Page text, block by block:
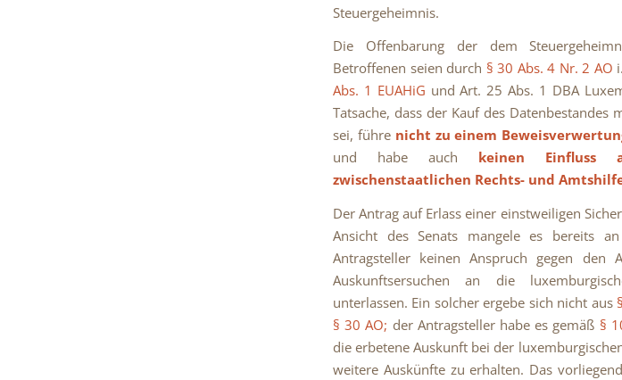
Steuergeheimnis.
Die Offenbarung der dem
Betroffenen seien durch § 30 Abs. 4 Nr. 2 AO
Abs. 1 EUAHiG und Art. 25 Abs. 1 DBA
Tatsache, dass der Kauf des
sei, führe nicht zu einem
und habe auch keinen Einfluss
zwischenstaatlichen Rechts- und
Der Antrag auf Erlass einer einstweiligen
Ansicht des Senats mangele es bereits
Antragsteller keinen Anspruch gegen den
Auskunftsersuchen an die
unterlassen. Ein solcher ergebe sich nicht aus
§ 30 AO; der Antragsteller habe es gemäß §
die erbetene Auskunft bei der
weitere Auskünfte zu erhalten. Das